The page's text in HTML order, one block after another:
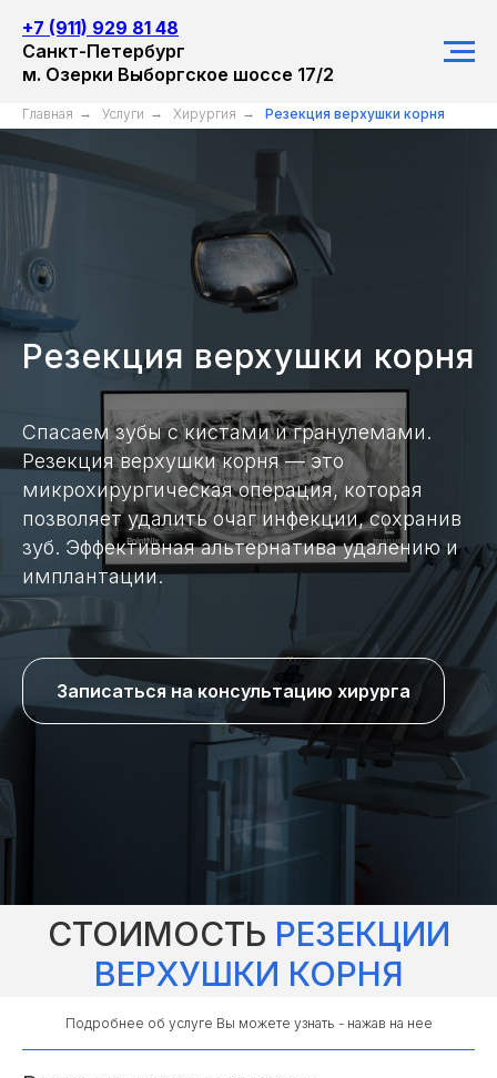
+7 (911) 929 81 48
Санкт-Петербург
м. Озерки Выборгское шоссе 17/2
Главная → Услуги → Хирургия → Резекция верхушки корня
Резекция верхушки корня
Спасаем зубы с кистами и гранулемами.
Резекция верхушки корня — это
микрохирургическая операция, которая
позволяет удалить очаг инфекции, сохранив
зуб. Эффективная альтернатива удалению и
имплантации.
Записаться на консультацию хирурга
СТОИМОСТЬ РЕЗЕКЦИИ
ВЕРХУШКИ КОРНЯ
Подробнее об услуге Вы можете узнать - нажав на нее